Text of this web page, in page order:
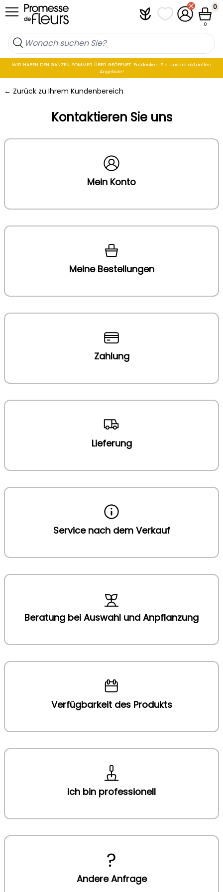
Skip to Content PlantfitMeineMein Konto
0
0
WIR HABEN DEN GANZEN SOMMER ÜBER GEÖFFNET: Entdecken Sie unsere aktuellen
Angebote!
← Zurück zu Ihrem Kundenbereich
Kontaktieren Sie uns
Mein Konto
Meine Bestellungen
Zahlung
Lieferung
Service nach dem Verkauf
Beratung bei Auswahl und Anpflanzung
Verfügbarkeit des Produkts
Ich bin professionell
Andere Anfrage